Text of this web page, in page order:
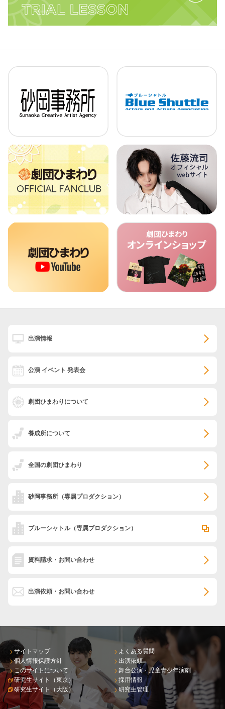
出演情報
公演 イベント 発表会
劇団ひまわりについて
養成所について
全国の劇団ひまわり
砂岡事務所 （専属プロダクション）
ブルーシャトル（専属プロダクション）
資料請求・お問い合わせ
出演依頼・お問い合わせ
サイトマップ
個人情報保護方針
このサイトについて
研究生サイト（東京）
研究生サイト（大阪）
よくある質問
出演依頼
舞台公演・児童青少年演劇
採用情報
研究生管理